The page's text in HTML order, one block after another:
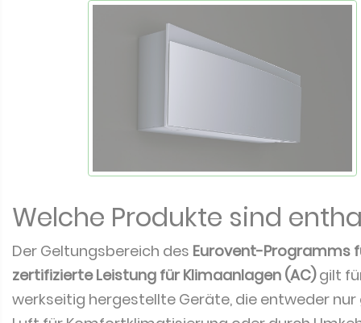
Welche Produkte sind
Der Geltungsbereich des Eurovent-Programms
zertifizierte Leistung für Klimaanlagen (AC)gilt
werkseitig hergestellte Geräte, die entweder nur